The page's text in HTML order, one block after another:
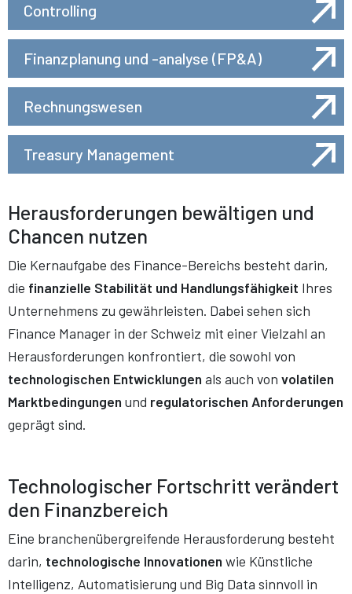
Controlling
Finanzplanung und -analyse (FP&A)
Rechnungswesen
Treasury Management
Herausforderungen bewältigen und
Chancen nutzen
Die Kernaufgabe des Finance-Bereichs besteht darin,
die finanzielle Stabilität und Handlungsfähigkeit Ihres
Unternehmens zu gewährleisten. Dabei sehen sich
Finance Manager in der Schweiz mit einer Vielzahl an
Herausforderungen konfrontiert, die sowohl von
technologischen Entwicklungen als auch von volatilen
Marktbedingungen und regulatorischen Anforderungen
geprägt sind.
Technologischer Fortschritt verändert
den Finanzbereich
Eine branchenübergreifende Herausforderung besteht
darin, technologische Innovationen wie Künstliche
Intelligenz, Automatisierung und Big Data sinnvoll in